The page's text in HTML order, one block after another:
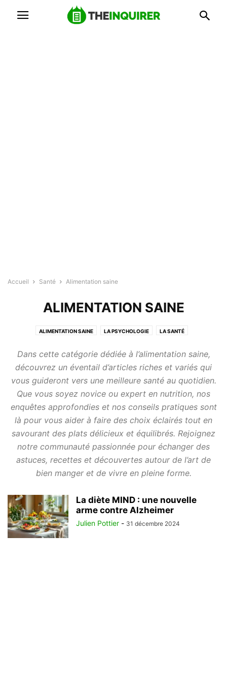
Accueil Santé Alimentation saine
ALIMENTATION SAINE
ALIMENTATION SAINE LA PSYCHOLOGIE LA SANTÉ
Dans cette catégorie dédiée à l’alimentation saine,
découvrez un éventail d’articles riches et variés qui
vous guideront vers une meilleure santé au quotidien.
Que vous soyez novice ou expert en nutrition, nos
enquêtes approfondies et nos conseils pratiques sont
là pour vous aider à faire des choix éclairés tout en
savourant des plats délicieux et équilibrés. Rejoignez
notre communauté passionnée pour échanger des
astuces, recettes et découvertes autour de l’art de
bien manger et de vivre en pleine forme.
La diète MIND : une nouvelle
arme contre Alzheimer
Julien Pottier - 31 décembre 2024